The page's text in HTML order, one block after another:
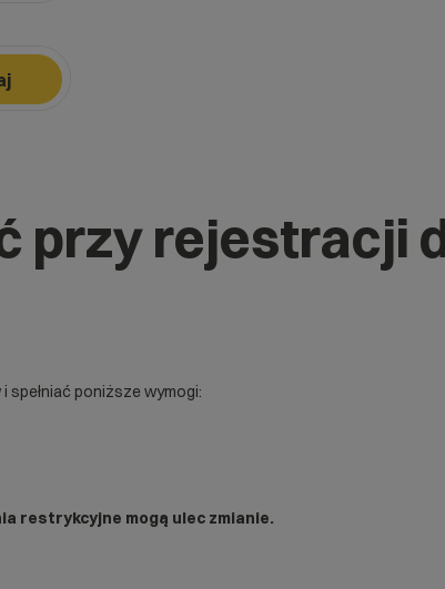
przy rejestracji
spełniać poniższe wymogi:
restrykcyjne mogą ulec zmianie.